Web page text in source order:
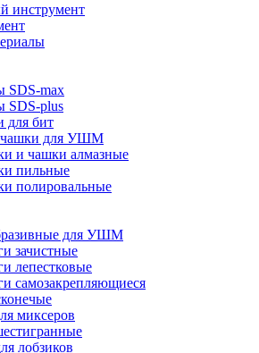
инструмент
SDS-max
SDS-plus
для бит
чашки для УШМ
и чашки алмазные
пильные
полировальные
для УШМ
зачистные
лепестковые
самозакрепляющиеся
миксеров
лобзиков